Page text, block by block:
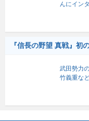
んにイン
『信長の野望 真戦』初
武田勢力
竹義重な